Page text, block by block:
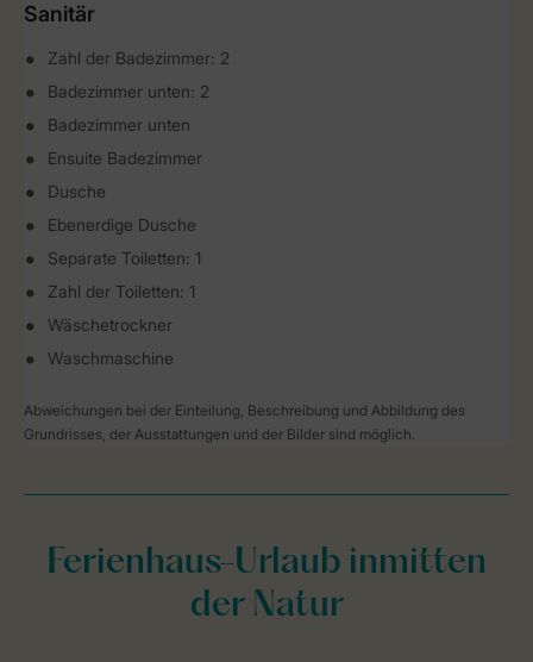
Sanitär
Zahl der Badezimmer: 2
Badezimmer unten: 2
Badezimmer unten
Ensuite Badezimmer
Dusche
Ebenerdige Dusche
Separate Toiletten: 1
Zahl der Toiletten: 1
Wäschetrockner
Waschmaschine
Abweichungen bei der Einteilung, Beschreibung und Abbildung des
Grundrisses, der Ausstattungen und der Bilder sind möglich.
Ferienhaus-Urlaub inmitten
der Natur